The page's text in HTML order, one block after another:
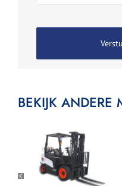
BEKIJK ANDERE